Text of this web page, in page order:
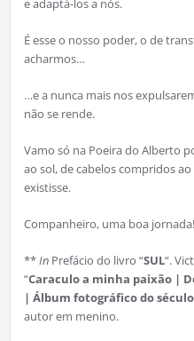
É esse o nosso poder, o de
acharmos…
…e a nunca mais nos
não se rende.
Vamo só na Poeira do Alberto
ao sol, de cabelos compridos
existisse.
Companheiro, uma boa jornada!
** InPrefácio do livro “SUL“.
“Caraculo a minha paixão |
| Álbum fotográfico do século
autor em menino.